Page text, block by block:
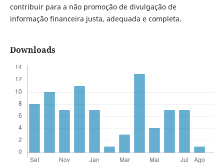
contribuir para a não promoção de divulgação de
informação financeira justa, adequada e completa.
Downloads